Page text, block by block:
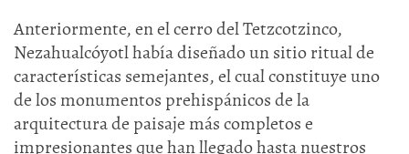
Anteriormente, en el cerro del Tetzcotzinco,
Nezahualcóyotl había diseñado un sitio ritual de
características semejantes, el cual constituye uno
de los monumentos prehispánicos de la
arquitectura de paisaje más completos e
impresionantes que han llegado hasta nuestros